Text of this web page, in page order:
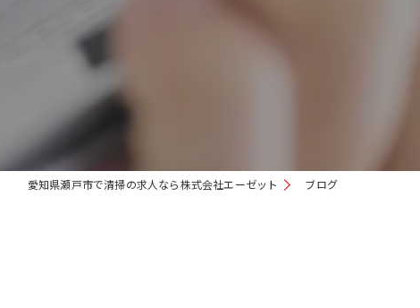
移住希望
愛知県瀬戸市で清掃の求人なら株式会社エーゼット ブログ